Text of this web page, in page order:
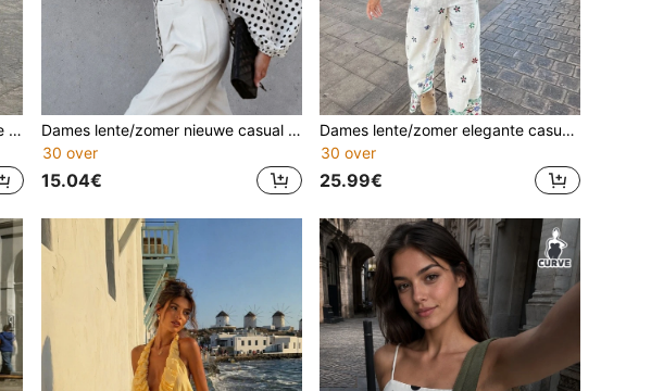
Elegante casual sexy damesmode hoogwaardige licht rekbare satijnen tie-dye printpatroon diepe V-hals lichte A-lijn maxi jurk - Tie-dye, Back Party
Dames lente/zomer nieuwe casual elegante blouse met polkadotpatroon - diepe V-hals, schouderplooien, lantaarnmouwen, lint, losse pasvorm wit vakantie
30 over
15.04€
Dames lente/zomer elegante casual modieuze rechte broek met bloemen- en plantenprint - zijzakken, losse pasvorm, haaksluiting aan de voorkant, lichtgewicht, niet-elastische geweven stof
30 over
25.99€